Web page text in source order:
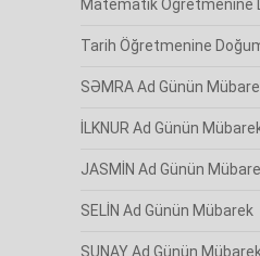
Matematik Öğretmenine
Tarih Öğretmenine
SƏMRA Ad Günün
İLKNUR Ad Günün
JASMİN Ad Günün
SELİN Ad Günün Mübarek
SUNAY Ad Günün Mübarek